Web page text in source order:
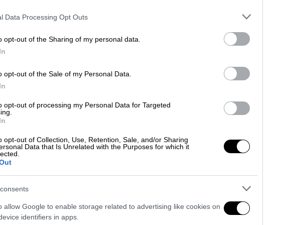
Data Processing Opt Outs
opt-out of the Sharing of my personal data.
opt-out of the Sale of my Personal Data.
opt-out of processing my Personal Data for Targeted
opt-out of Collection, Use, Retention, Sale, and/or Sharing
Data that Is Unrelated with the Purposes for which it
allow Google to enable storage related to advertising like cookies on
identifiers in apps.
πέτυχε και τα δύο γκολ της ομάδας του
τηςSuper League.
τη σέντρα απ' τα δεξιά και ο
Μπαλογιάννη σκοράροντας. Όσο κι αν
προς τα δίχτυα σε αντίθεση με τον